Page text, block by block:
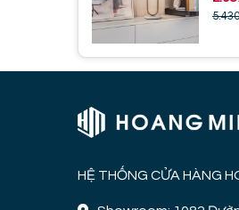
HỆ THỐNG CỬA HÀNG